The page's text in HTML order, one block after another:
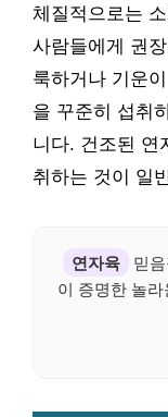
체질적으로는
사람들에게 권
룩하거나 기운
을 꾸준히 섭취
니다. 건조된 연
취하는 것이 일
연자육
믿
이 증명한 놀